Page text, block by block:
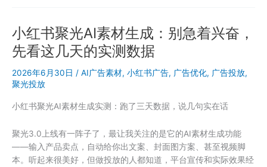
商
家
提
了
个
红
书
投
放
最
易
的
错：
还
小红书聚光AI素材生成：别急着兴奋，
先看这几天的实测数据
2026年6月30日 / AI广告素材, 小红书广告, 广告优化, 广告投放,
聚光投放
小红书聚光AI素材生成实测：跑了三天数据，说几句实在话
聚光3.0上线有一阵子了，最让我关注的是它的AI素材生成功能
——输入产品卖点，自动给你出文案、封面图方案、甚至视频脚
本。听起来很美好，但做投放的人都知道，平台宣传和实际效果经